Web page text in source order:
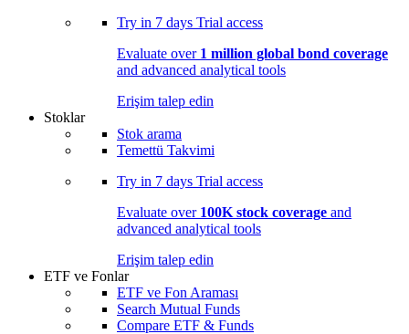
Try in 7 days Trial access
Evaluate over 1 million global bond coverage
and advanced analytical tools
Erişim talep edin
Stoklar
Stok arama
Temettü Takvimi
Try in 7 days Trial access
Evaluate over 100K stock coverage and
advanced analytical tools
Erişim talep edin
ETF ve Fonlar
ETF ve Fon Araması
Search Mutual Funds
Compare ETF & Funds